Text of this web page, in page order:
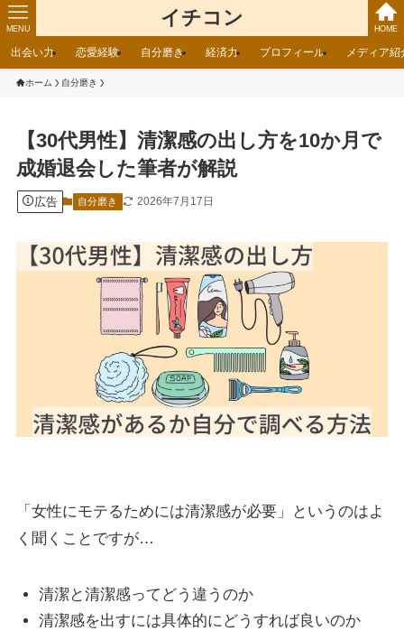
イチコン HOME
MENU
出会い力 恋愛経験 自分磨き 経済力 プロフィール メディア紹
ホーム 自分磨き
【30代男性】清潔感の出し方を10か月で
成婚退会した筆者が解説
広告 自分磨き 2026年7月17日
「女性にモテるためには清潔感が必要」というのはよ
く聞くことですが…
清潔と清潔感ってどう違うのか
清潔感を出すには具体的にどうすれば良いのか